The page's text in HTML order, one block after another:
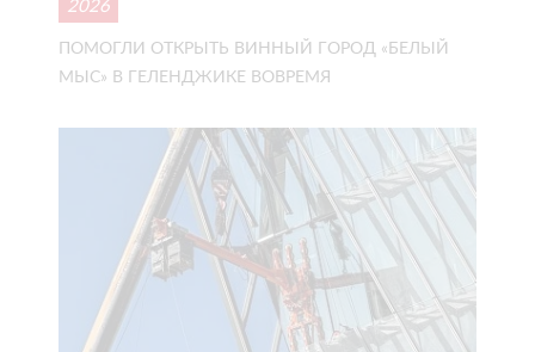
2026
ПОМОГЛИ ОТКРЫТЬ ВИННЫЙ ГОРОД «БЕЛЫЙ
МЫС» В ГЕЛЕНДЖИКЕ ВОВРЕМЯ